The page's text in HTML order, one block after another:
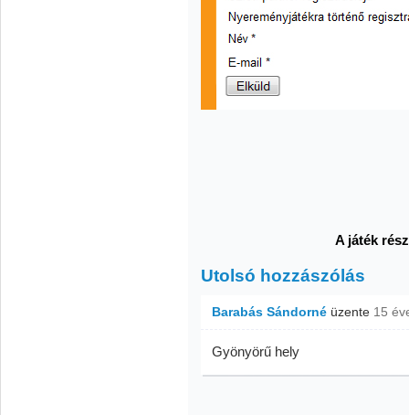
A játék
Utolsó hozzászólás
Barabás Sándorné üzente 15
Gyönyörű hely